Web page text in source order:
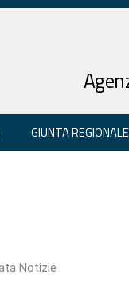
GIUNTA REGIONALE
Notizie